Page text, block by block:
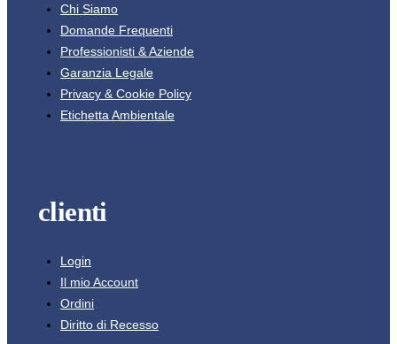
Chi Siamo
Domande Frequenti
Professionisti & Aziende
Garanzia Legale
Privacy & Cookie Policy
Etichetta Ambientale
clienti
Login
Il mio Account
Ordini
Diritto di Recesso